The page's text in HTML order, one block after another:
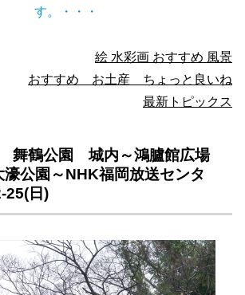
す。・・・
絵 水彩画 おすすめ 風景
おすすめ お土産 ちょっと良いね
最新トピックス
舞鶴公園 城内～鴻臚館広場
濠公園～NHK福岡放送センタ
日)